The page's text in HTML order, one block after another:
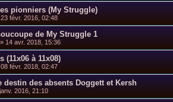
pionniers (My Struggle)
23 févr. 2016, 02:48
de My Struggle 1
» 14 avr. 2018, 15:36
(11x06 à 11x08)
08 févr. 2018, 02:47
destin des absents Doggett et Kersh
2016, 21:10